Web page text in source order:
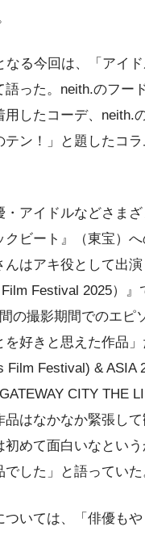
なる今回は、「アイ
語った。neith.のフー
用したコーデ、neith.
テン！」と題したコ
・アイドルなどさま
クビート』（東宝）
んはアキ役として出
Film Festival 2025）
の撮影期間でのエピ
を好きと思えた作品
Film Festival) & ASIA
CITY THE
品はなかなか緊張し
初めて面白いなとい
した」と語っていた
ついては、「俳優も